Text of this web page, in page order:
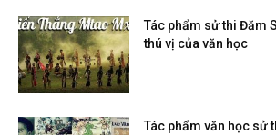
Tác phẩm sử thi Đăm
thú vị của văn học
Tác phẩm văn học sử